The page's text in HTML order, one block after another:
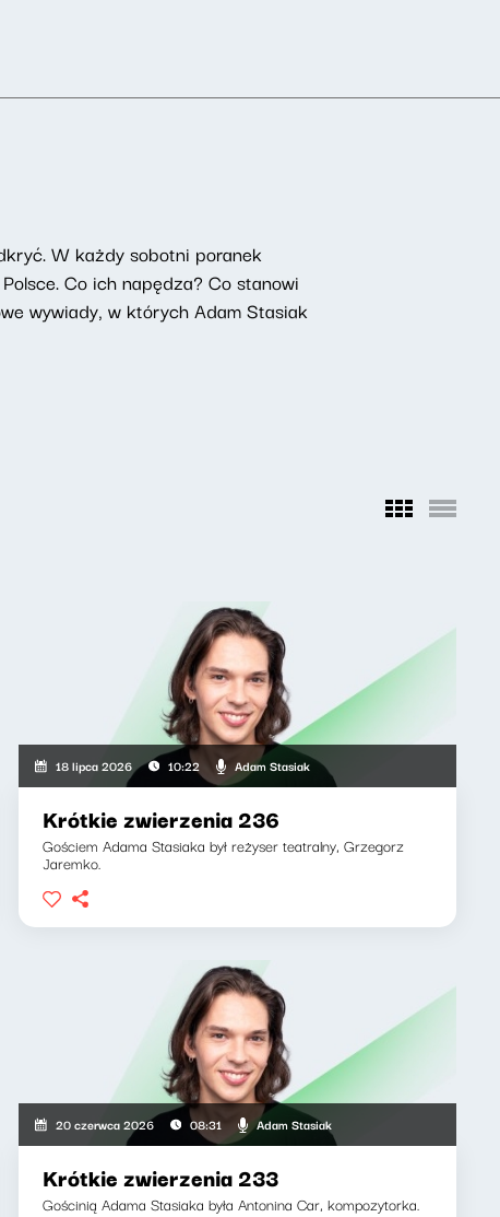
W każdy sobotni poranek
Co ich napędza? Co stanowi
wywiady, w których Adam Stasiak
18 lipca 2026 10:22 Adam Stasiak
Krótkie zwierzenia 236
Gościem Adama Stasiaka był reżyser teatralny, Grzegorz
Jaremko.
20 czerwca 2026 08:31 Adam Stasiak
Krótkie zwierzenia 233
Gościnią Adama Stasiaka była Antonina Car, kompozytorka.